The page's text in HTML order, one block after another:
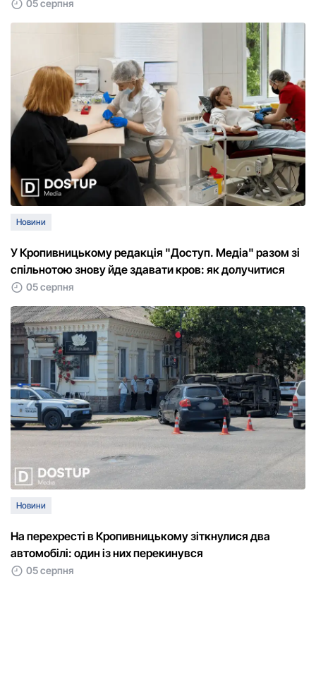
05 серпня
Новини
У Кропивницькому редакція "Доступ. Медіа" разом зі
спільнотою знову йде здавати кров: як долучитися
05 серпня
Новини
На перехресті в Кропивницькому зіткнулися два
автомобілі: один із них перекинувся
05 серпня